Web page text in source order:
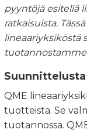
pyyntöjä esitellä
ratkaisuista.
lineaariyksiköstä
QME
tuotteista. Se
tuotannossa.